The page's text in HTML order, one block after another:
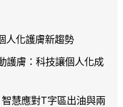
人化護膚新趨勢
護膚：科技讓個人化成
慧應對T字區出油與兩